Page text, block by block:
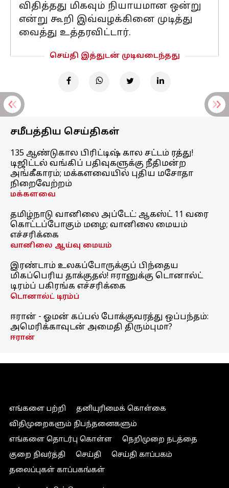
விதித்தது மிகவும் நியாயமான ஒன்று
என்று கூறி இவ்வழக்கினை முடித்து
வைத்து உத்தரவிட்டார்.
செய்தி இத்துடன் முடிவடைந்தது
சமீபத்திய செய்திகள்
135 ஆண்டுகால பிரிட்டிஷ் கால சட்டம் ரத்து!
டிஜிட்டல் வங்கிப் பதிவுகளுக்கு நீதிமன்ற
அங்கீகாரம்; மக்களவையில் புதிய மசோதா
நிறைவேற்றம்
மக்களவை
தமிழ்நாடு வானிலை அப்டேட்: ஆகஸ்ட் 11 வரை
கொட்டப்போகும் மழை; வானிலை மையம்
எச்சரிக்கை
வானிலை ஆய்வு மையம்
இரண்டாம் உலகப்போருக்குப் பிந்தைய
மிகப்பெரிய தாக்குதல்! ஈரானுக்கு டொனால்ட்
டிரம்ப் பகிரங்க எச்சரிக்கை
டொனால்ட் டிரம்ப்
ஈரான் - ஓமன் கப்பல் போக்குவரத்து ஒப்பந்தம்:
அமெரிக்காவுடன் அமைதி திரும்புமா?
ஈரான்
எங்களை பற்றி
தனியுரிமைக் கொள்கை
விதிமுறைகளும் நிபந்தனைகளும்
எங்களை தொடர்பு கொள்ள
நெறிமுறை நடத்தை
குறை நிவர்த்தி
செய்தி
செய்தி காப்பகம்
தலைப்புகள் காப்பகங்கள்